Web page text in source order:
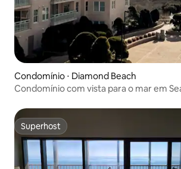
Condomínio ⋅ Diamond Beach
Condomínio com vista para o mar em
Superhost
Superhost